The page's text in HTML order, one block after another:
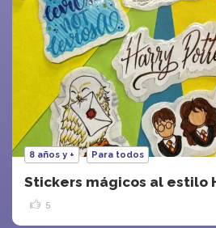
8 años y + Para todos
Stickers mágicos al estilo
5